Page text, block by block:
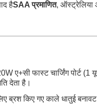
हैSAA प्रमाणित, ऑस्ट्रेलिया
ए+सी फास्ट चार्जिंग पोर्ट (1
देता है।
ब्रश किए गए काले धातुई